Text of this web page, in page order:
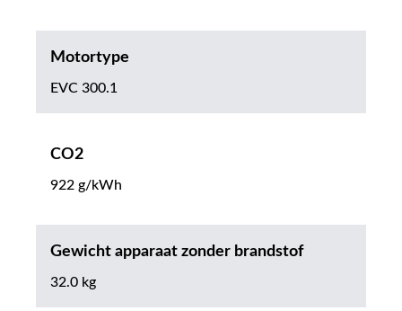
Motortype
EVC 300.1
CO2
922 g/kWh
Gewicht apparaat zonder brandstof
32.0 kg